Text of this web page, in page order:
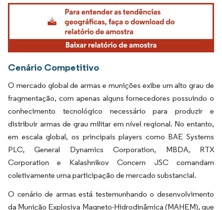
Imagem © Mordor Intelligence. O reuso requer atribuição conforme CC BY 4.0.
Cenário Competitivo
O mercado global de armas e munições exibe um alto grau de
fragmentação, com apenas alguns fornecedores possuindo o
conhecimento tecnológico necessário para produzir e
distribuir armas de grau militar em nível regional. No entanto,
em escala global, os principais players como BAE Systems
PLC, General Dynamics Corporation, MBDA, RTX
Corporation e Kalashnikov Concern JSC comandam
coletivamente uma participação de mercado substancial.
O cenário de armas está testemunhando o desenvolvimento
da Munição Explosiva Magneto-Hidrodinâmica (MAHEM), que